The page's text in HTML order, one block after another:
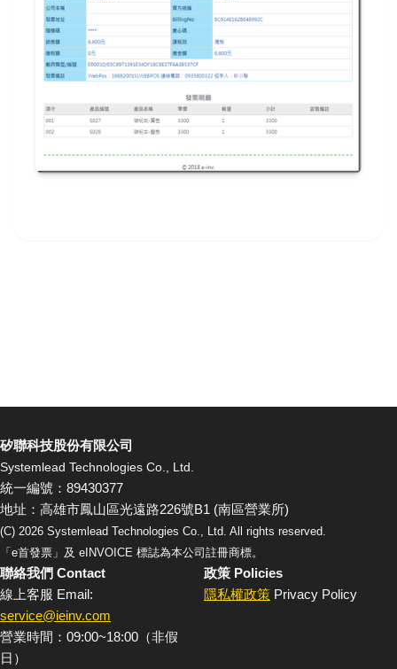
矽聯科技股份有限公司
Systemlead Technologies Co., Ltd.
統一編號：89430377
地址：高雄市鳳山區光遠路226號B1 (南區營業所)
(C) 2026 Systemlead Technologies Co., Ltd. All rights reserved.
「e首發票」及 eINVOICE 標誌為本公司註冊商標。
聯絡我們 Contact
線上客服 Email:
service@ieinv.com
營業時間：09:00~18:00（非假
日）
政策 Policies
隱私權政策 Privacy Policy